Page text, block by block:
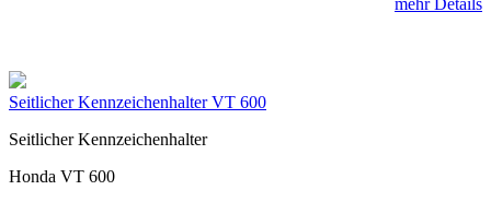
Seitlicher Kennzeichenhalter VT 600
Seitlicher Kennzeichenhalter
Honda VT 600